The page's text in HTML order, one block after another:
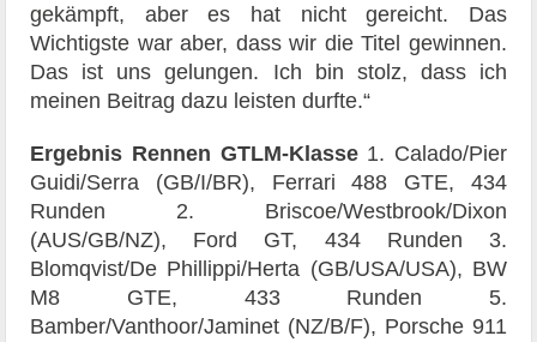
gekämpft, aber es hat nicht gereicht. Das
Wichtigste war aber, dass wir die Titel gewinnen.
Das ist uns gelungen. Ich bin stolz, dass ich
meinen Beitrag dazu leisten durfte.“
Ergebnis Rennen GTLM-Klasse1. Calado/Pier
Guidi/Serra (GB/I/BR), Ferrari 488 GTE, 434
Runden 2. Briscoe/Westbrook/Dixon
(AUS/GB/NZ), Ford GT, 434 Runden 3.
Blomqvist/De Phillippi/Herta (GB/USA/USA), BW
M8 GTE, 433 Runden 5.
Bamber/Vanthoor/Jaminet (NZ/B/F), Porsche 911